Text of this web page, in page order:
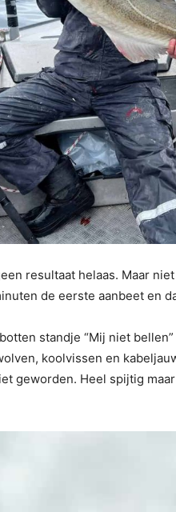
resultaat helaas. Maar
de eerste aanbeet en
standje “Mij niet
koolvissen en
geworden. Heel spijtig